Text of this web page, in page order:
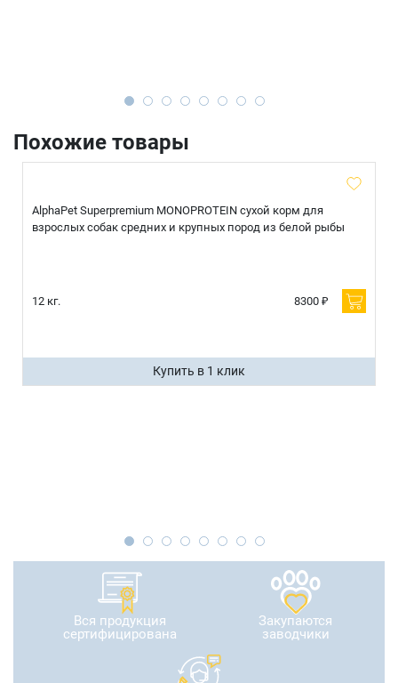
Похожие товары
AlphaPet Superpremium MONOPROTEIN сухой корм для
взрослых собак средних и крупных пород из белой рыбы
12 кг. 8300 ₽
Купить в 1 клик
Вся продукция
сертифицирована
Закупаются
заводчики